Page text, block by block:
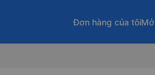
Đơn hàng của tôi